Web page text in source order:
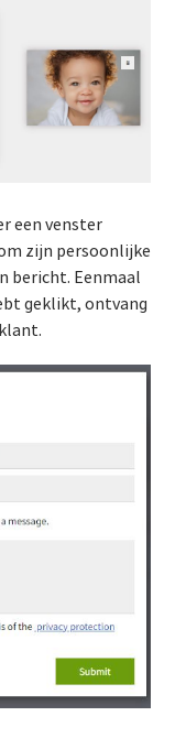
een venster
zijn persoonlijke
bericht. Eenmaal
geklikt, ontvang